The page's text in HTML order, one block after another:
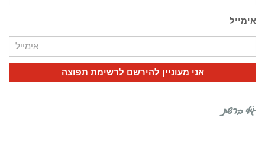
אימייל
גילי ברשת